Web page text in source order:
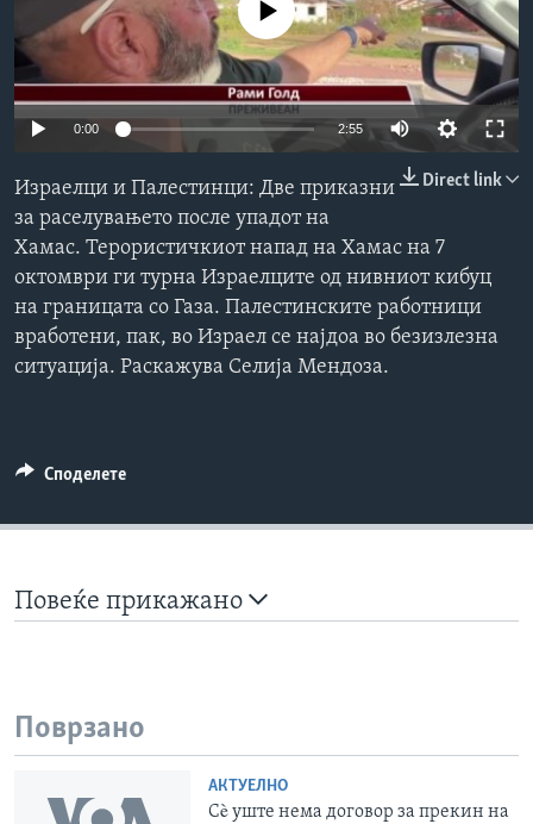
ИНТЕРВЈУА
Јазици
No media source currently available
0:00 2:55
Direct link
Израелци и Палестинци: Две приказни
за раселувањето после упадот на
Хамас. Терористичкиот напад на Хамас на 7
октомври ги турна Израелците од нивниот кибуц
на границата со Газа. Палестинските работници
вработени, пак, во Израел се најдоа во безизлезна
ситуација. Раскажува Селија Мендоза.
Споделете
Повеќе прикажано
Поврзано
АКТУЕЛНО
Сè уште нема договор за прекин на